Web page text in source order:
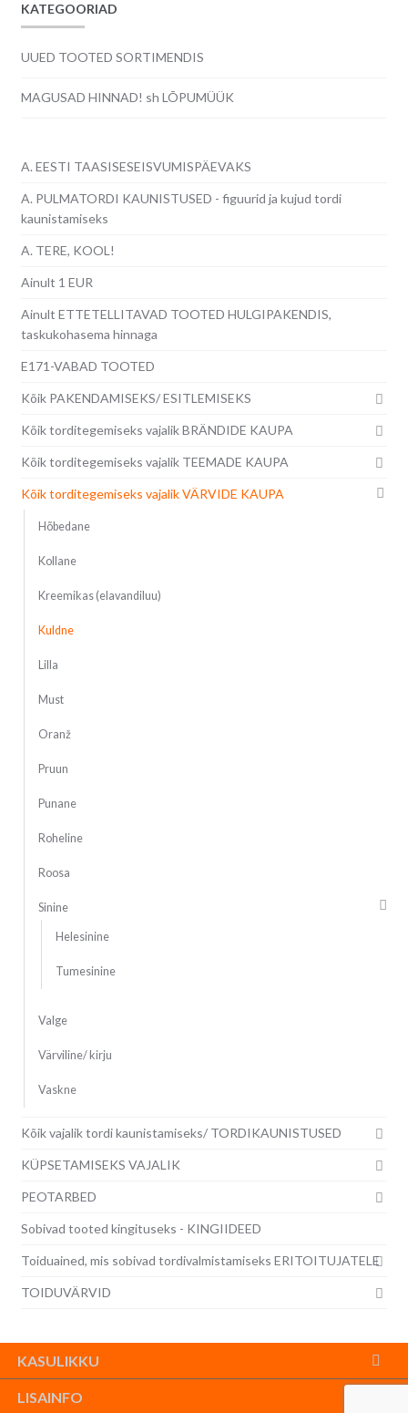
KATEGOORIAD
UUED TOOTED SORTIMENDIS
MAGUSAD HINNAD! sh LÕPUMÜÜK
A. EESTI TAASISESEISVUMISPÄEVAKS
A. PULMATORDI KAUNISTUSED - figuurid ja kujud tordi
kaunistamiseks
A. TERE, KOOL!
Ainult 1 EUR
Ainult ETTETELLITAVAD TOOTED HULGIPAKENDIS,
taskukohasema hinnaga
E171-VABAD TOOTED
Kõik PAKENDAMISEKS/ ESITLEMISEKS
Kõik torditegemiseks vajalik BRÄNDIDE KAUPA
Kõik torditegemiseks vajalik TEEMADE KAUPA
Kõik torditegemiseks vajalik VÄRVIDE KAUPA
Hõbedane
Kollane
Kreemikas (elavandiluu)
Kuldne
Lilla
Must
Oranž
Pruun
Punane
Roheline
Roosa
Sinine
Helesinine
Tumesinine
Valge
Värviline/ kirju
Vaskne
Kõik vajalik tordi kaunistamiseks/ TORDIKAUNISTUSED
KÜPSETAMISEKS VAJALIK
PEOTARBED
Sobivad tooted kingituseks - KINGIIDEED
Toiduained, mis sobivad tordivalmistamiseks ERITOITUJATELE
TOIDUVÄRVID
KASULIKKU
LISAINFO